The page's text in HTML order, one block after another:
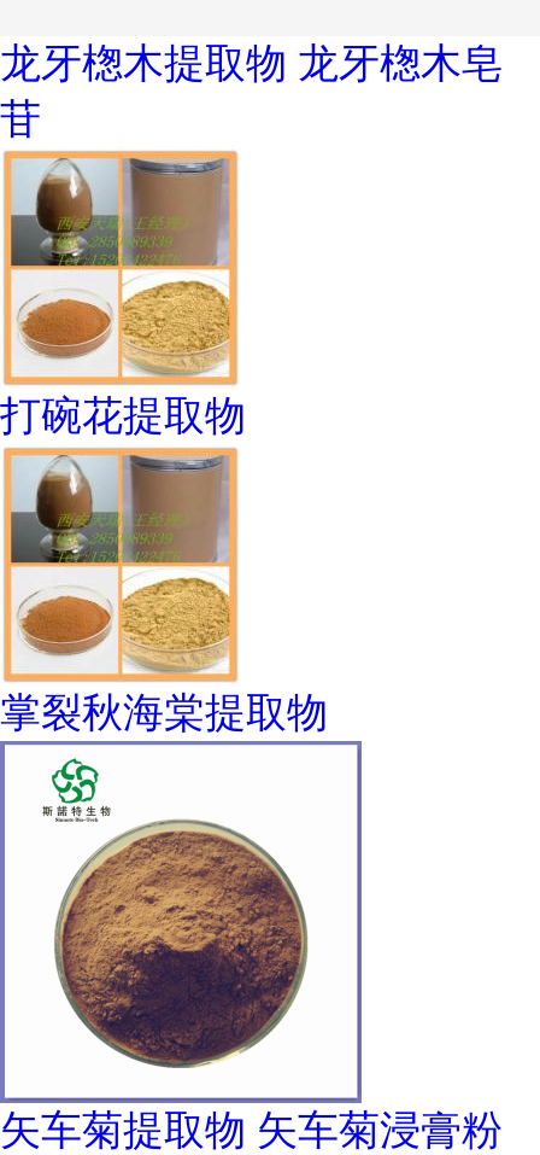
龙牙楤木提取物 龙牙楤木皂
苷
打碗花提取物
掌裂秋海棠提取物
矢车菊提取物 矢车菊浸膏粉